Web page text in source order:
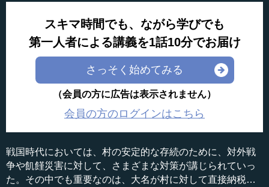
スキマ時間でも、ながら学びでも
第一人者による講義を1話10分でお届け
さっそく始めてみる
（会員の方に広告は表示されません）
会員の方のログインはこちら
戦国時代においては、村の安定的な存続のために、対外戦
争や飢饉災害に対して、さまざまな対策が講じられていっ
た。その中でも重要なのは、大名が村に対して直接納税を